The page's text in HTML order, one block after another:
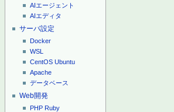
AIエージェント
AIエディタ
サーバ設定
Docker
WSL
CentOS Ubuntu
Apache
データベース
Web開発
PHP Ruby